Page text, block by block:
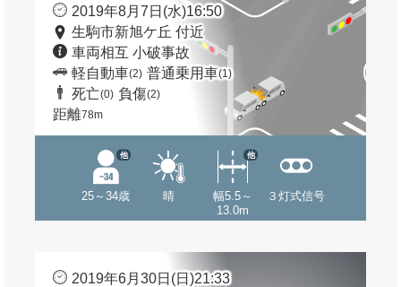
2019年8月7日(水)16:50
生駒市新旭ケ丘 付近
車両相互 小破事故
軽自動車(2) 普通乗用車(1)
死亡(0) 負傷(2)
距離78m
25～34歳
他
晴
幅5.5～
13.0m
他
３灯式信号
2019年6月30日(日)21:33